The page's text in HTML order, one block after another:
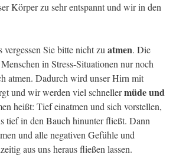
Körper zu sehr entspannt und wir in den
vergessen Sie bitte nicht zu atmen. Die
in Stress-Situationen nur noch
atmen. Dadurch wird unser Hirn mit
und wir werden viel schnellermüde und
heißt: Tief einatmen und sich vorstellen,
tief in den Bauch hinunter fließt. Dann
und alle negativen Gefühle und
aus uns heraus fließen lassen.